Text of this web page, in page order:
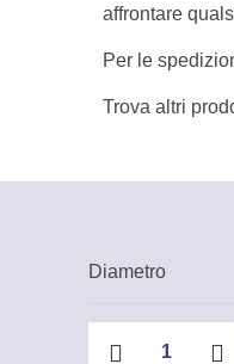
affrontare
Per le
Trova altri
Diametro